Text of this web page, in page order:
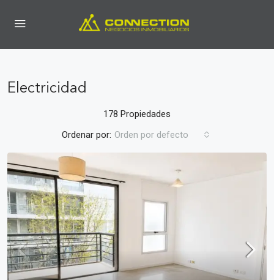
Electricidad
178 Propiedades
Ordenar por: Orden por defecto